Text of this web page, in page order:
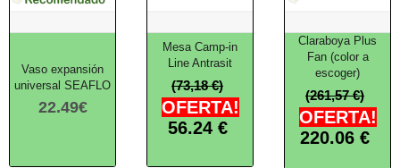
Vaso expansión
universal SEAFLO
22.49€
Mesa Camp-in
Line Antrasit
(73,18 €)
OFERTA!
56.24 €
Claraboya Plus
Fan (color a
escoger)
(261,57 €)
OFERTA!
220.06 €